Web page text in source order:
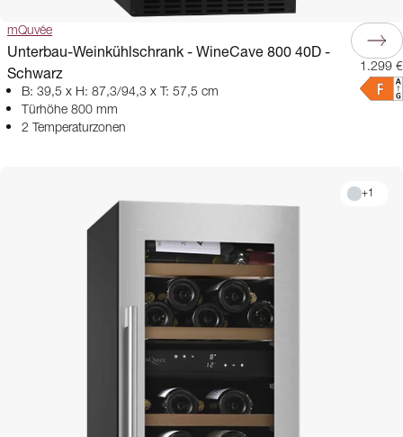
mQuvée
Unterbau-Weinkühlschrank - WineCave 800 40D -
Schwarz
B: 39,5 x H: 87,3/94,3 x T: 57,5 cm
Türhöhe 800 mm
2 Temperaturzonen
1.299 €
+1